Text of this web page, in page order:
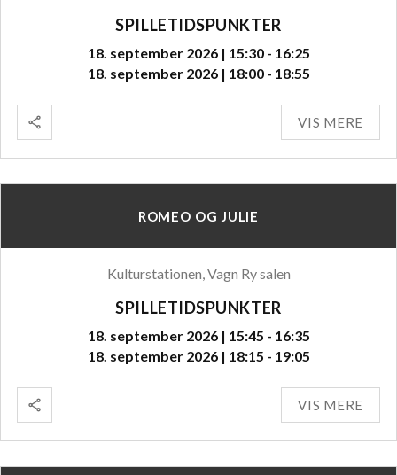
SPILLETIDSPUNKTER
18. september 2026 | 15:30 - 16:25
18. september 2026 | 18:00 - 18:55
VIS MERE
ROMEO OG JULIE
Kulturstationen, Vagn Ry salen
SPILLETIDSPUNKTER
18. september 2026 | 15:45 - 16:35
18. september 2026 | 18:15 - 19:05
VIS MERE